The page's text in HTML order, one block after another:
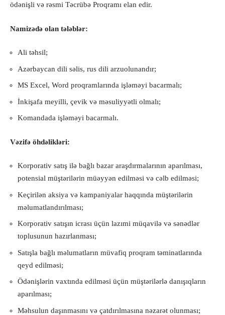
ödənişli və rəsmi Təcrübə Proqramı elan edir.
Namizədə olan tələblər:
Ali təhsil;
Azərbaycan dili səlis, rus dili arzuolunandır;
MS Excel, Word proqramlarında işləməyi bacarmalı;
İnkişafa meyilli, çevik və məsuliyyətli olmalı;
Komandada işləməyi bacarmalı.
Vəzifə öhdəlikləri:
Korporativ satış ilə bağlı bazar araşdırmalarının aparılması,
potensial müştərilərin müəyyən edilməsi və cəlb edilməsi;
Keçirilən aksiya və kampaniyalar haqqında müştərilərin
məlumatlandırılması;
Korporativ satışın icrası üçün lazımi müqavilə və sənədlər
toplusunun hazırlanması;
Satışla bağlı məlumatların müvafiq proqram təminatlarında
qeyd edilməsi;
Ödənişlərin vaxtında edilməsi üçün müştərilərlə danışıqların
aparılması;
Məhsulun daşınmasını və çatdırılmasına nəzarət olunması;